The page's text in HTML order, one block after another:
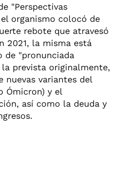
"Perspectivas
organismo colocó de
rebote que atravesó
2021, la misma está
de "pronunciada
prevista originalmente,
nuevas variantes del
Ómicron) y el
así como la deuda y